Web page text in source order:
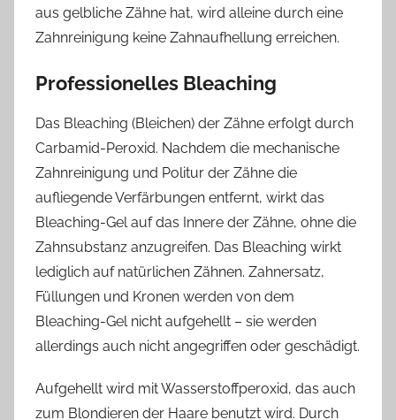
aus gelbliche Zähne hat, wird alleine durch eine
Zahnreinigung keine Zahnaufhellung erreichen.
Professionelles Bleaching
Das Bleaching (Bleichen) der Zähne erfolgt durch
Carbamid-Peroxid. Nachdem die mechanische
Zahnreinigung und Politur der Zähne die
aufliegende Verfärbungen entfernt, wirkt das
Bleaching-Gel auf das Innere der Zähne, ohne die
Zahnsubstanz anzugreifen. Das Bleaching wirkt
lediglich auf natürlichen Zähnen. Zahnersatz,
Füllungen und Kronen werden von dem
Bleaching-Gel nicht aufgehellt – sie werden
allerdings auch nicht angegriffen oder geschädigt.
Aufgehellt wird mit Wasserstoffperoxid, das auch
zum Blondieren der Haare benutzt wird. Durch